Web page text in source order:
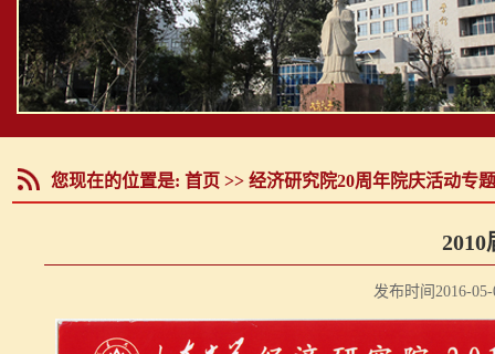
您现在的位置是: 首页 >> 经济研究院20周年院庆活动专
2010
发布时间2016-